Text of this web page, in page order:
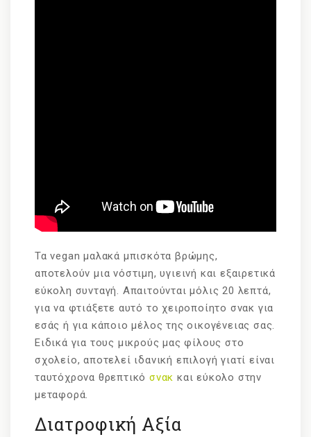
Τα vegan μαλακά μπισκότα βρώμης,
αποτελούν μια νόστιμη, υγιεινή και εξαιρετικά
εύκολη συνταγή. Απαιτούνται μόλις 20 λεπτά,
για να φτιάξετε αυτό το χειροποίητο σνακ για
εσάς ή για κάποιο μέλος της οικογένειας σας.
Ειδικά για τους μικρούς μας φίλους στο
σχολείο, αποτελεί ιδανική επιλογή γιατί είναι
ταυτόχρονα θρεπτικό σνακ και εύκολο στην
μεταφορά.
Διατροφική Αξία